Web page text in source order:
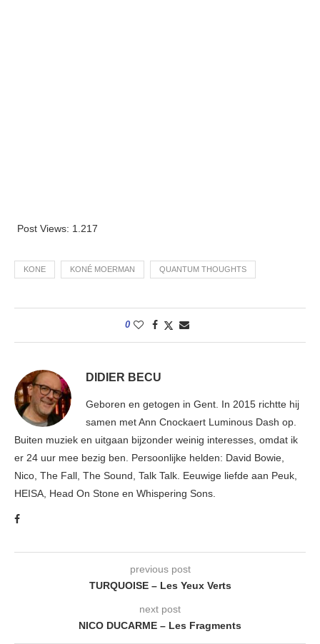
Post Views: 1.217
KONE KONÉ MOERMAN QUANTUM THOUGHTS
0
DIDIER BECU
Geboren en getogen in Gent. In 2015 richtte hij
samen met Ann Cnockaert Luminous Dash op.
Buiten muziek en uitgaan bijzonder weinig interesses, omdat ik
er 24 uur mee bezig ben. Persoonlijke helden: David Bowie,
Nico, The Fall, The Sound, Talk Talk. Eeuwige liefde aan Peuk,
HEISA, Head On Stone en Whispering Sons.
previous post
TURQUOISE – Les Yeux Verts
next post
NICO DUCARME – Les Fragments